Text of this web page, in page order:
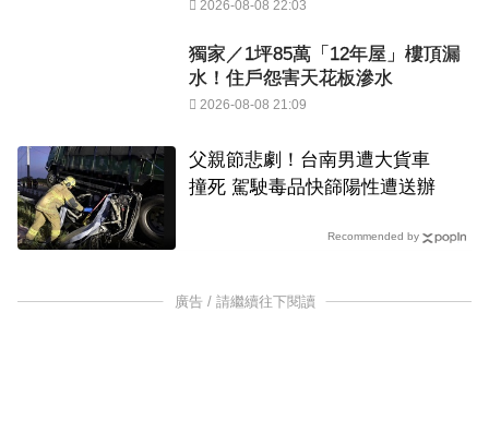
2026-08-08 22:03
獨家／1坪85萬「12年屋」樓頂漏
水！住戶怨害天花板滲水
2026-08-08 21:09
父親節悲劇！台南男遭大貨車
撞死 駕駛毒品快篩陽性遭送辦
Recommended by
廣告 / 請繼續往下閱讀